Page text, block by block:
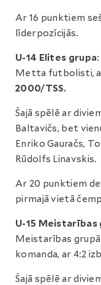
Ar 16 punktiem
līderpozīcijās.
U-14 Elites grupa
Metta futbolisti,
2000/TSS.
Šajā spēlē ar
Baltavičs, bet
Enriko Gauračs,
Rūdolfs Linavskis.
Ar 20 punktiem
pirmajā vietā
U-15 Meistarības
Meistarības
komanda, ar 4:2
Šajā spēlē ar